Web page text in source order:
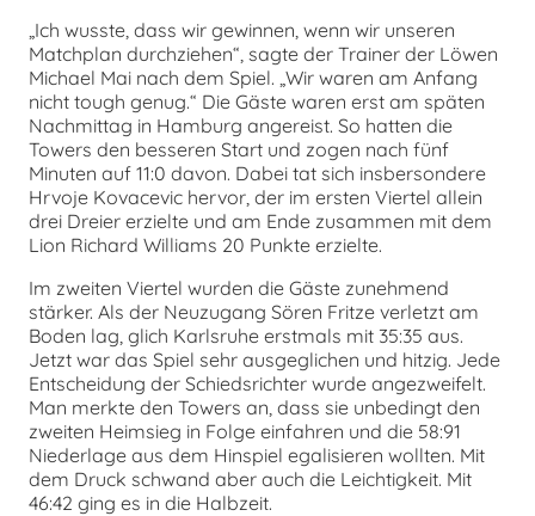
„Ich wusste, dass wir gewinnen, wenn wir unseren
Matchplan durchziehen“, sagte der Trainer der Löwen
Michael Mai nach dem Spiel. „Wir waren am Anfang
nicht tough genug.“ Die Gäste waren erst am späten
Nachmittag in Hamburg angereist. So hatten die
Towers den besseren Start und zogen nach fünf
Minuten auf 11:0 davon. Dabei tat sich insbersondere
Hrvoje Kovacevic hervor, der im ersten Viertel allein
drei Dreier erzielte und am Ende zusammen mit dem
Lion Richard Williams 20 Punkte erzielte.
Im zweiten Viertel wurden die Gäste zunehmend
stärker. Als der Neuzugang Sören Fritze verletzt am
Boden lag, glich Karlsruhe erstmals mit 35:35 aus.
Jetzt war das Spiel sehr ausgeglichen und hitzig. Jede
Entscheidung der Schiedsrichter wurde angezweifelt.
Man merkte den Towers an, dass sie unbedingt den
zweiten Heimsieg in Folge einfahren und die 58:91
Niederlage aus dem Hinspiel egalisieren wollten. Mit
dem Druck schwand aber auch die Leichtigkeit. Mit
46:42 ging es in die Halbzeit.